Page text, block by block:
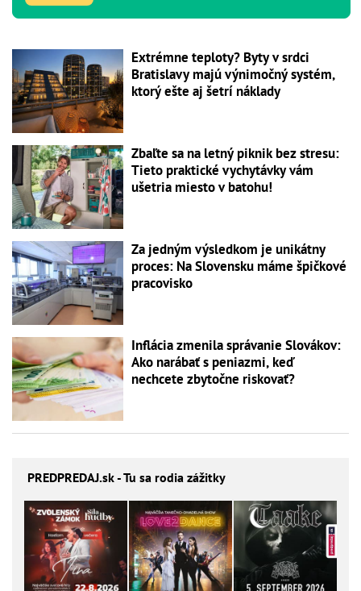
Extrémne teploty? Byty v srdci
Bratislavy majú výnimočný systém,
ktorý ešte aj šetrí náklady
Zbaľte sa na letný piknik bez stresu:
Tieto praktické vychytávky vám
ušetria miesto v batohu!
Za jedným výsledkom je unikátny
proces: Na Slovensku máme špičkové
pracovisko
Inflácia zmenila správanie Slovákov:
Ako narábať s peniazmi, keď
nechcete zbytočne riskovať?
PREDPREDAJ.sk - Tu sa rodia zážitky